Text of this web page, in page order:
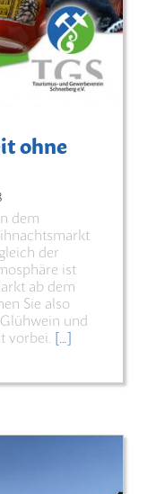
ohne
dem
der
ist
ab dem
Sie also
und
vorbei. […]